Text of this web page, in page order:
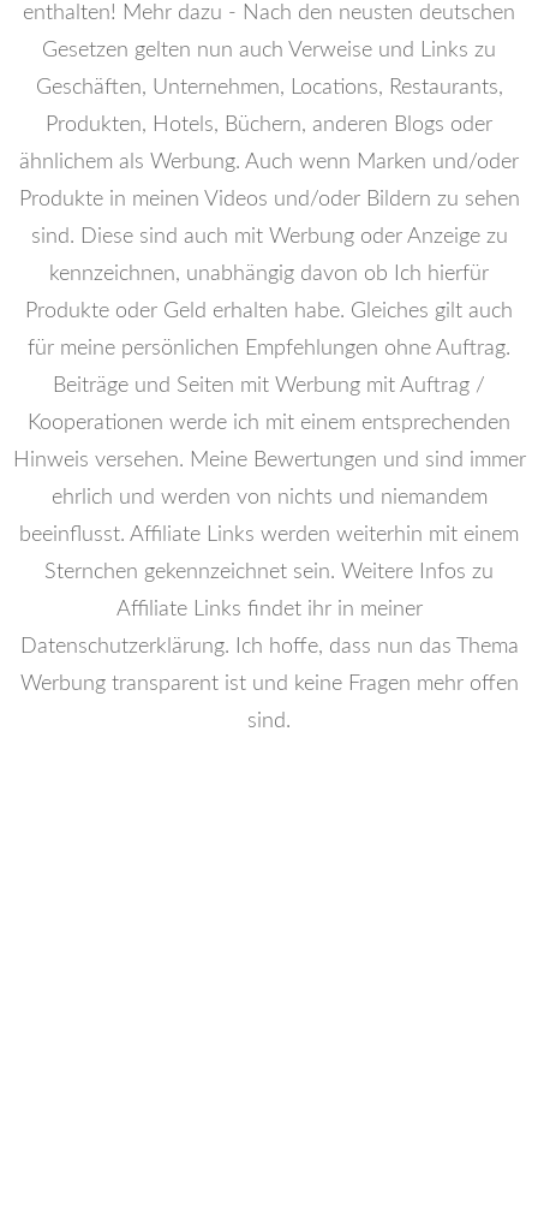
enthalten! Mehr dazu - Nach den neusten deutschen
Gesetzen gelten nun auch Verweise und Links zu
Geschäften, Unternehmen, Locations, Restaurants,
Produkten, Hotels, Büchern, anderen Blogs oder
ähnlichem als Werbung. Auch wenn Marken und/oder
Produkte in meinen Videos und/oder Bildern zu sehen
sind. Diese sind auch mit Werbung oder Anzeige zu
kennzeichnen, unabhängig davon ob Ich hierfür
Produkte oder Geld erhalten habe. Gleiches gilt auch
für meine persönlichen Empfehlungen ohne Auftrag.
Beiträge und Seiten mit Werbung mit Auftrag /
Kooperationen werde ich mit einem entsprechenden
Hinweis versehen. Meine Bewertungen und sind immer
ehrlich und werden von nichts und niemandem
beeinflusst. Affiliate Links werden weiterhin mit einem
Sternchen gekennzeichnet sein. Weitere Infos zu
Affiliate Links findet ihr in meiner
Datenschutzerklärung. Ich hoffe, dass nun das Thema
Werbung transparent ist und keine Fragen mehr offen
sind.